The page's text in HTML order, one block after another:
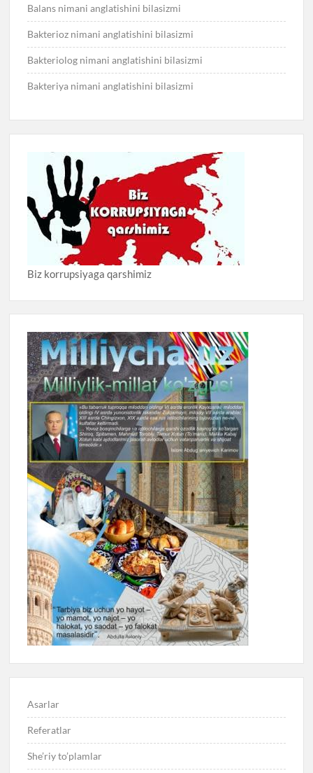
Balans nimani anglatishini bilasizmi
Bakterioz nimani anglatishini bilasizmi
Bakteriolog nimani anglatishini bilasizmi
Bakteriya nimani anglatishini bilasizmi
Biz korrupsiyaga qarshimiz
Asarlar
Referatlar
She’riy to’plamlar